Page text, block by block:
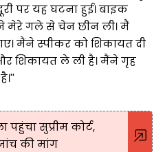
पर यह घटना हुई। बाइक
मेरे गले से चेन छीन ली। मैं
मैंने स्पीकर को शिकायत दी
शिकायत ले ली है। मैंने गृह
पहुंचा सुप्रीम कोर्ट,
जांच की मांग